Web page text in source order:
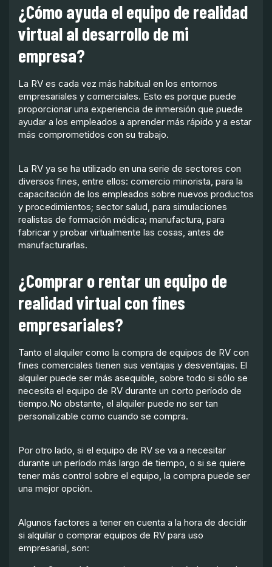
¿Cómo ayuda el equipo de realidad
virtual al desarrollo de mi
empresa?
La RV es cada vez más habitual en los entornos
empresariales y comerciales. Esto es porque puede
proporcionar una experiencia de inmersión que puede
ayudar a los empleados a aprender más rápido y a estar
más comprometidos con su trabajo.
La RV ya se ha utilizado en una serie de sectores con
diversos fines, entre ellos: comercio minorista, para la
capacitación de los empleados sobre nuevos productos
y procedimientos; sector salud, para simulaciones
realistas de formación médica; manufactura, para
fabricar y probar virtualmente las cosas, antes de
manufacturarlas.
¿Comprar o rentar un equipo de
realidad virtual con fines
empresariales?
Tanto el alquiler como la compra de equipos de RV con
fines comerciales tienen sus ventajas y desventajas. El
alquiler puede ser más asequible, sobre todo si sólo se
necesita el equipo de RV durante un corto período de
tiempo.No obstante, el alquiler puede no ser tan
personalizable como cuando se compra.
Por otro lado, si el equipo de RV se va a necesitar
durante un período más largo de tiempo, o si se quiere
tener más control sobre el equipo, la compra puede ser
una mejor opción.
Algunos factores a tener en cuenta a la hora de decidir
si alquilar o comprar equipos de RV para uso
empresarial, son: